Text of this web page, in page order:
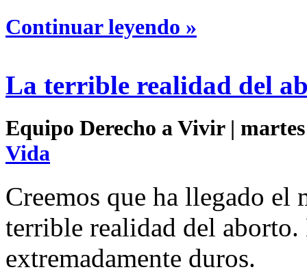
Continuar leyendo »
La terrible realidad del
Equipo Derecho a Vivir |
Vida
Creemos que ha llegado el
terrible realidad del
extremadamente duros.